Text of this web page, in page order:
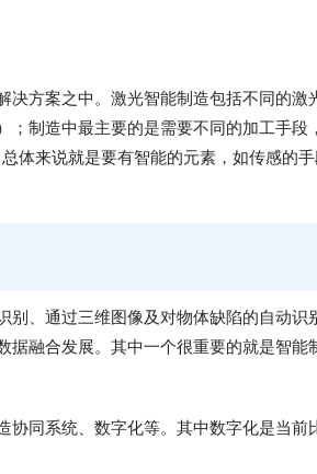
方案之中。激光智能制造包括不同的激
制造中最主要的是需要不同的加工手段
体来说就是要有智能的元素，如传感的
别、通过三维图像及对物体缺陷的自动识
融合发展。其中一个很重要的就是智能
协同系统、数字化等。其中数字化是当前